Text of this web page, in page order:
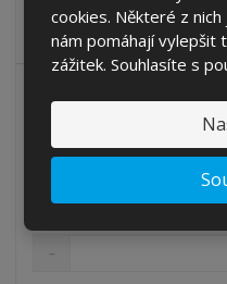
cookies. Některé z
nám pomáhají vylepšit
zážitek. Souhlasíte s
Ruční stretch folie určené
přepravovaného zboží dojde
Folie fixační ruční